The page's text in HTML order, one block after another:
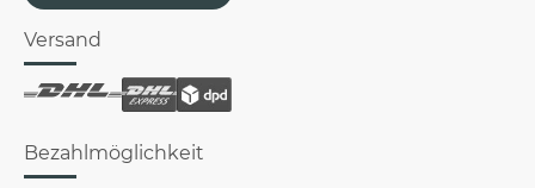
Versand
Bezahlmöglichkeit